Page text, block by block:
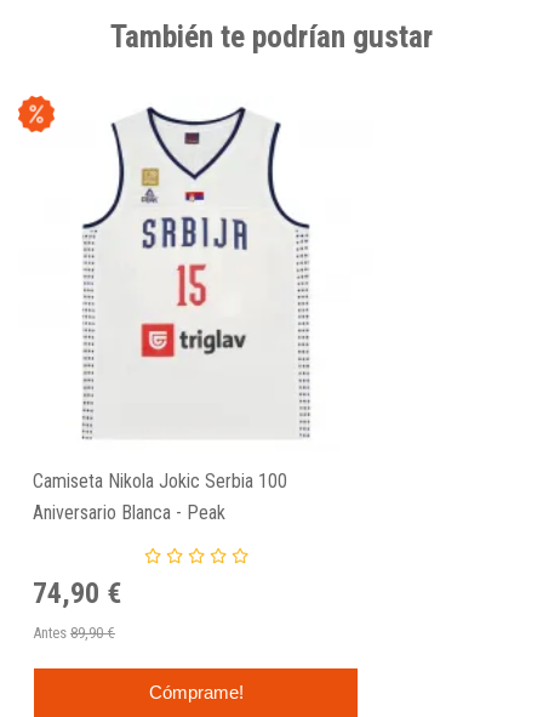
También te podrían gustar
Camiseta Nikola Jokic Serbia 100
Aniversario Blanca - Peak
74,90 €
Antes 89,90 €
Cómprame!